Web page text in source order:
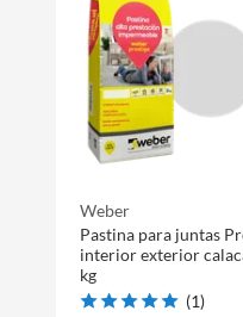
Weber
Pastina para juntas
interior exterior
kg
(1)